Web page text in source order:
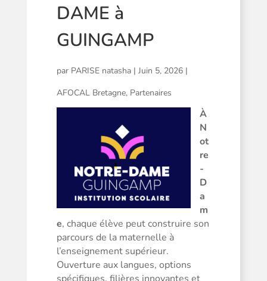
DAME à
GUINGAMP
par PARISE natasha| Juin 5, 2026|
AFOCAL Bretagne, Partenaires
À
N
ot
re
-
D
a
m
e, chaque élève peut construire son
parcours de la maternelle à
l’enseignement supérieur.
Ouverture aux langues, options